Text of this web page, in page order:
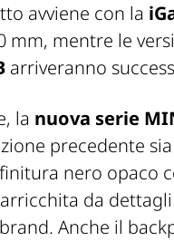
avviene con la
mm, mentre le
arriveranno
la nuova serie
precedente
nero opaco
da
Anche il